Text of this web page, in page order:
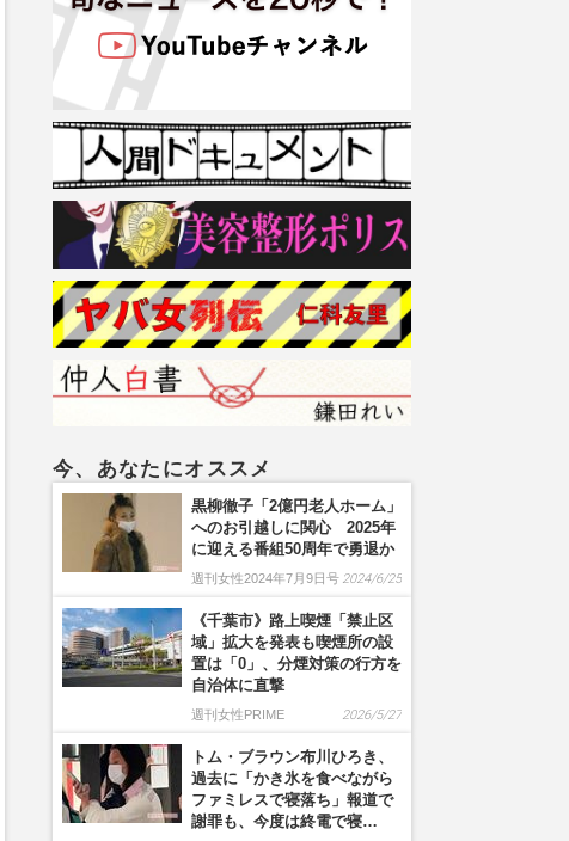
今、あなたにオススメ
黒柳徹子「2億円老人ホーム」
へのお引越しに関心 2025年
に迎える番組50周年で勇退か
週刊女性2024年7月9日号 2024/6/25
《千葉市》路上喫煙「禁止区
域」拡大を発表も喫煙所の設
置は「0」、分煙対策の行方を
自治体に直撃
週刊女性PRIME 2026/5/27
トム・ブラウン布川ひろき、
過去に「かき氷を食べながら
ファミレスで寝落ち」報道で
謝罪も、今度は終電で寝…